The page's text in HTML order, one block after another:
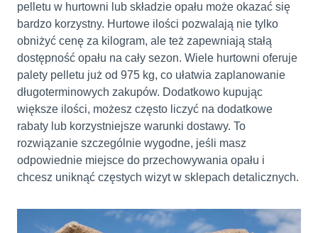
pelletu w hurtowni lub składzie opału może okazać się
bardzo korzystny. Hurtowe ilości pozwalają nie tylko
obniżyć cenę za kilogram, ale też zapewniają stałą
dostępność opału na cały sezon. Wiele hurtowni oferuje
palety pelletu już od 975 kg, co ułatwia zaplanowanie
długoterminowych zakupów. Dodatkowo kupując
większe ilości, możesz często liczyć na dodatkowe
rabaty lub korzystniejsze warunki dostawy. To
rozwiązanie szczególnie wygodne, jeśli masz
odpowiednie miejsce do przechowywania opału i
chcesz uniknąć częstych wizyt w sklepach detalicznych.